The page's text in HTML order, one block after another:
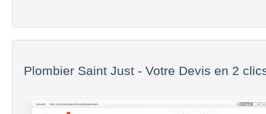
Plombier Saint Just - Votre Devis en 2